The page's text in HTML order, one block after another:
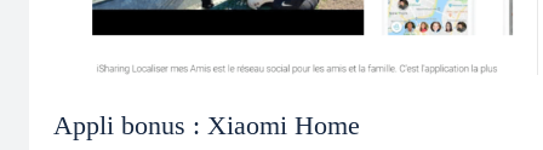
Appli bonus : Xiaomi Home